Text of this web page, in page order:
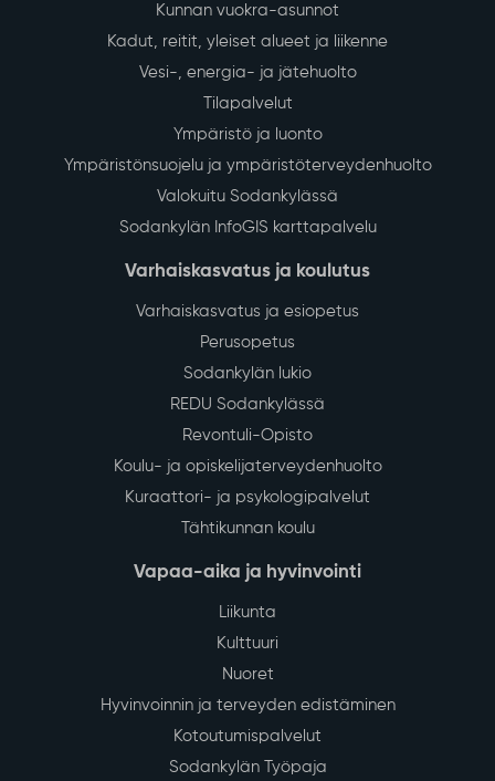
Kunnan vuokra-asunnot
Kadut, reitit, yleiset alueet ja liikenne
Vesi-, energia- ja jätehuolto
Tilapalvelut
Ympäristö ja luonto
Ympäristönsuojelu ja ympäristöterveydenhuolto
Valokuitu Sodankylässä
Sodankylän InfoGIS karttapalvelu
Varhaiskasvatus ja koulutus
Varhaiskasvatus ja esiopetus
Perusopetus
Sodankylän lukio
REDU Sodankylässä
Revontuli-Opisto
Koulu- ja opiskelijaterveydenhuolto
Kuraattori- ja psykologipalvelut
Tähtikunnan koulu
Vapaa-aika ja hyvinvointi
Liikunta
Kulttuuri
Nuoret
Hyvinvoinnin ja terveyden edistäminen
Kotoutumispalvelut
Sodankylän Työpaja